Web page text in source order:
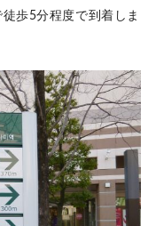
歩5分程度で到着しま